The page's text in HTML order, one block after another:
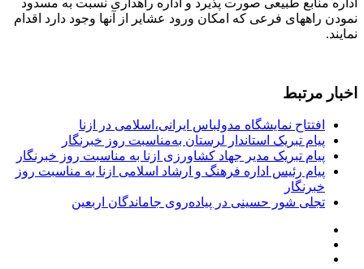
نمودن راههای فرعی که امکان ورود عشایر از آنها وجود دارد اقدام
نمایند.
اخبار مرتبط
افتتاح نمایشگاه مدولباس ایرانی،اسلامی در ازنا
پیام تبریک استاندار لرستان به‌مناسبت روز خبرنگار
پیام تبریک مدیر جهاد کشاورزی ازنا به مناسبت روز خبرنگار
پیام رئیس اداره فرهنگ و ارشاد اسلامی ازنا به مناسبت روز
خبرنگار
تجلی شور حسینی در پیاده‌روی جاماندگان اربعین